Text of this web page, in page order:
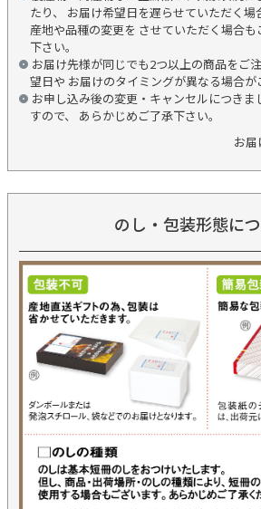
たり、 お届け希望日を遅らせていただく場
産地や品種の変更を させていただく場合
下さい。
お届け先様が同じでも2つ以上の商品をご
望日や お届けのタイミングが異なる場合が
お申し込み後の変更・キャンセルにつきま
すので、 あらかじめご了承下さい。
お
のし・包装形態に